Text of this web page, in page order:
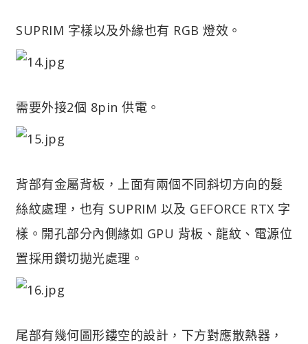
SUPRIM 字樣以及外緣也有 RGB 燈效。
需要外接2個 8pin 供電。
背部有金屬背板，上面有兩個不同斜切方向的髮
絲紋處理，也有 SUPRIM 以及 GEFORCE RTX 字
樣。開孔部分內側緣如 GPU 背板、龍紋、電源位
置採用鑽切拋光處理。
尾部有幾何圖形鏤空的設計，下方對應散熱器，